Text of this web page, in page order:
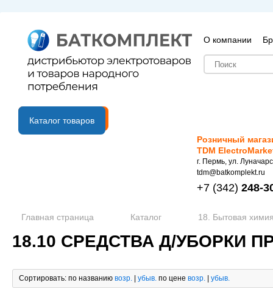
О компании
B2B портал
Каталог товаров
Розничный
TDM
г. Пермь, ул.
tdm@batkomplekt.ru
+7 (342) 248-
Главная страница Каталог 18. Бытовая
18.10 СРЕДСТВА Д/УБОРКИ
Сортировать: по названию возр. | убыв. по цене возр. | убыв.